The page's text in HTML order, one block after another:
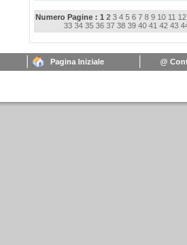
Numero Pagine : 1 2 3 4 5 6 7 8 9 10 11 12
33 34 35 36 37 38 39 40 41 42 43
Pagina Iniziale
@